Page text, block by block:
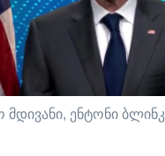
ენტონი